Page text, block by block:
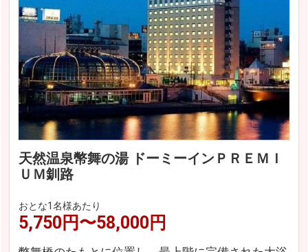
天然温泉幣舞の湯 ドーミーインＰＲＥＭＩ
ＵＭ釧路
おとな1名様あたり
5,750円〜58,000円